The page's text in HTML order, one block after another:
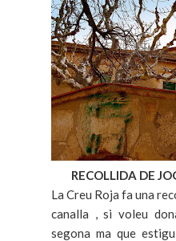
RECOLLIDA DE
La Creu Roja fa una
canalla , si voleu
segona ma que